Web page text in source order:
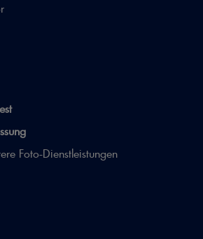
Foto-Dienstleistungen